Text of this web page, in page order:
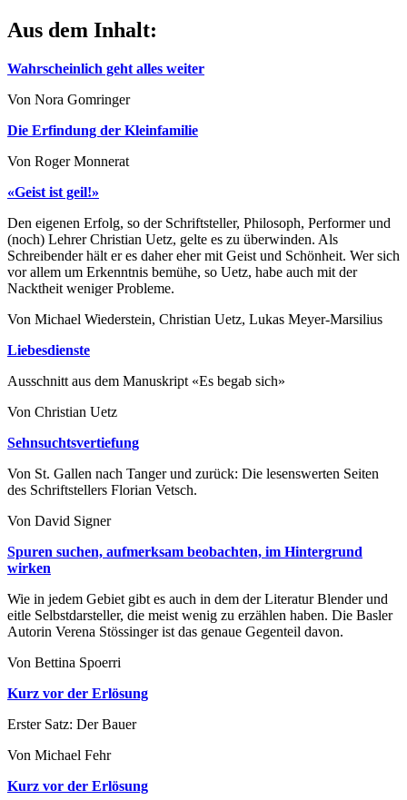
Aus dem Inhalt:
Wahrscheinlich geht alles weiter
Von Nora Gomringer
Die Erfindung der Kleinfamilie
Von Roger Monnerat
«Geist ist geil!»
Den eigenen Erfolg, so der Schriftsteller, Philosoph, Performer und
(noch) Lehrer Christian Uetz, gelte es zu überwinden. Als
Schreibender hält er es daher eher mit Geist und Schönheit. Wer sich
vor allem um Erkenntnis bemühe, so Uetz, habe auch mit der
Nacktheit weniger Probleme.
Von Michael Wiederstein, Christian Uetz, Lukas Meyer-Marsilius
Liebesdienste
Ausschnitt aus dem Manuskript «Es begab sich»
Von Christian Uetz
Sehnsuchtsvertiefung
Von St. Gallen nach Tanger und zurück: Die lesenswerten Seiten
des Schriftstellers Florian Vetsch.
Von David Signer
Spuren suchen, aufmerksam beobachten, im Hintergrund
wirken
Wie in jedem Gebiet gibt es auch in dem der Literatur Blender und
eitle Selbstdarsteller, die meist wenig zu erzählen haben. Die Basler
Autorin Verena Stössinger ist das genaue Gegenteil davon.
Von Bettina Spoerri
Kurz vor der Erlösung
Erster Satz: Der Bauer
Von Michael Fehr
Kurz vor der Erlösung